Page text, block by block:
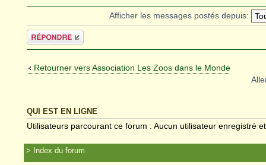
Afficher les messages postés depuis:
Répondre
Retourner vers Association Les Zoos dans le Monde
QUI EST EN LIGNE
Utilisateurs parcourant ce forum : Aucun utilisateur enregistré
Index du forum